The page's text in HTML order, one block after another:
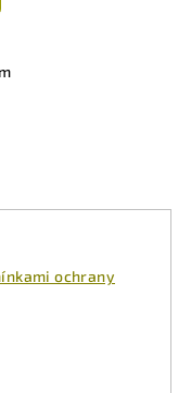
ochrany